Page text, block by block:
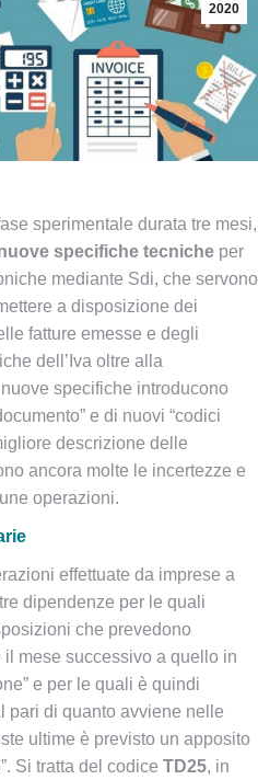
2020
sperimentale durata tre mesi,
specifiche tecniche per
mediante Sdi, che servono
a disposizione dei
fatture emesse e degli
dell’Iva oltre alla
specifiche introducono
e di nuovi “codici
descrizione delle
ancora molte le incertezze e
operazioni.
effettuate da imprese a
dipendenze per le quali
che prevedono
il mese successivo a quello in
e per le quali è quindi
pari di quanto avviene nelle
ultime è previsto un apposito
Si tratta del codice TD25, in